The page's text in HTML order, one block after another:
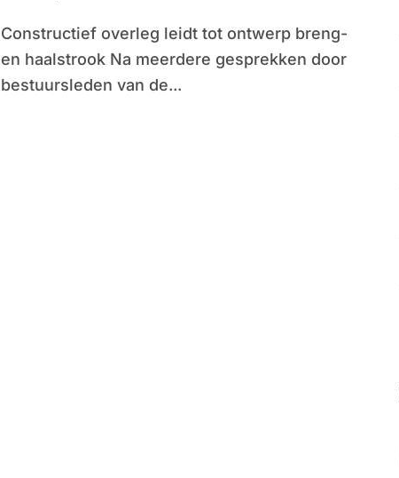
Constructief overleg leidt tot ontwerp breng-
en haalstrook Na meerdere gesprekken door
bestuursleden van de...